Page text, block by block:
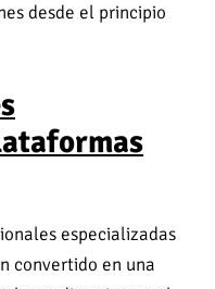
desde el principio
especializadas
convertido en una